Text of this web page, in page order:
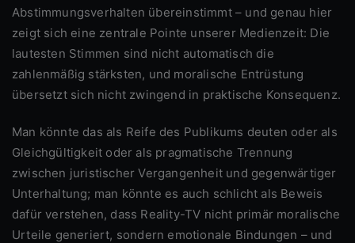
Abstimmungsverhalten übereinstimmt – und genau hier
zeigt sich eine zentrale Pointe unserer Medienzeit: Die
lautesten Stimmen sind nicht automatisch die
zahlenmäßig stärksten, und moralische Entrüstung
übersetzt sich nicht zwingend in praktische Konsequenz.
Man könnte das als Reife des Publikums deuten oder als
Gleichgültigkeit oder als pragmatische Trennung
zwischen juristischer Vergangenheit und gegenwärtiger
Unterhaltung; man könnte es auch schlicht als Beweis
dafür verstehen, dass Reality-TV nicht primär moralische
Urteile generiert, sondern emotionale Bindungen – und